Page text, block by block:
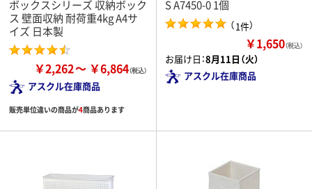
ボックスシリーズ 収納ボック
ス 壁面収納 耐荷重4kg A4サ
イズ 日本製
￥2,262 ￥6,864
アスクル在庫商品
販売単位違いの商品が4商品あります
S A7450-0 1個
（1件）
￥1,650（税込）
お届け日：8月11日（火）
アスクル在庫商品